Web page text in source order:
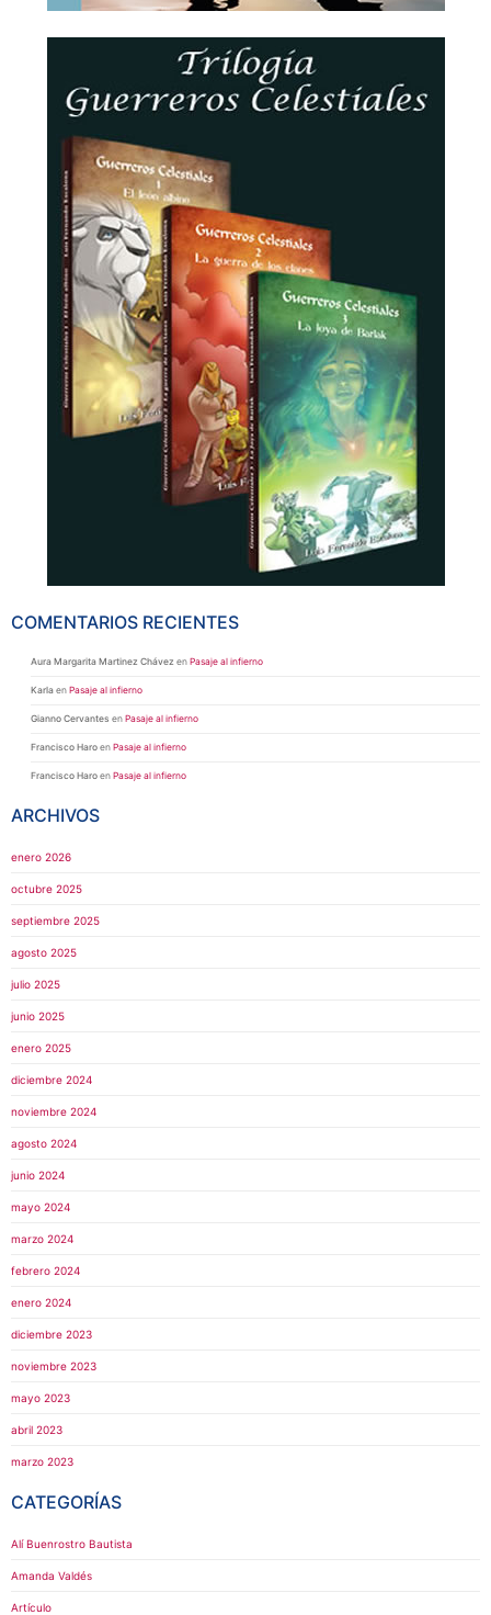
COMENTARIOS RECIENTES
Aura Margarita Martinez Chávez en Pasaje al infierno
Karla en Pasaje al infierno
Gianno Cervantes en Pasaje al infierno
Francisco Haro en Pasaje al infierno
Francisco Haro en Pasaje al infierno
ARCHIVOS
enero 2026
octubre 2025
septiembre 2025
agosto 2025
julio 2025
junio 2025
enero 2025
diciembre 2024
noviembre 2024
agosto 2024
junio 2024
mayo 2024
marzo 2024
febrero 2024
enero 2024
diciembre 2023
noviembre 2023
mayo 2023
abril 2023
marzo 2023
CATEGORÍAS
Alí Buenrostro Bautista
Amanda Valdés
Artículo